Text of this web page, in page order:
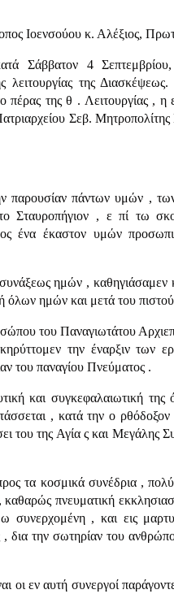
Ιοενσούου κ. Αλέξιος,
Σάββατον 4
λειτουργίας της
της θ . Λειτουργίας , η
Σεβ.
παρουσίαν πάντων υμών ,
Σταυροπήγιον , ε πί τω
ένα έκαστον υμών
συνάξεως ημών ,
όλων ημών και μετά του
του Παναγιωτάτου
την έναρξιν των
του παναγίου Πνεύματος .
και συγκεφαλαιωτική της ό
, κατά την ο ρθόδοξον
του της Αγία ς και Μεγάλης
τα κοσμικά συνέδρια ,
πνευματική
, και εις
δια την σωτηρίαν του
οι εν αυτή συνεργοί